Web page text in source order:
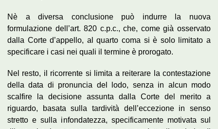
Nè a diversa conclusione può indurre la nuova
formulazione dell’art. 820 c.p.c., che, come già osservato
dalla Corte d’appello, al quarto coma si è solo limitato a
specificare i casi nei quali il termine è prorogato.
Nel resto, il ricorrente si limita a reiterare la contestazione
della data di pronuncia del lodo, senza in alcun modo
scalfire la decisione assunta dalla Corte del merito a
riguardo, basata sulla tardività dell’eccezione in senso
stretto e sulla infondatezza, specificamente motivata sul